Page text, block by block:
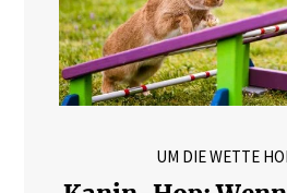
UM DIE WETTE